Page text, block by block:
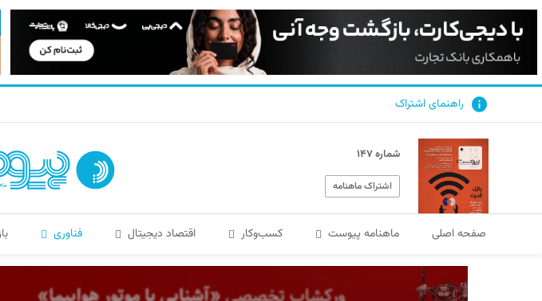
راهنمای اشتراک
شماره ۱۴۷
اشتراک ماهنامه
صفحه اصلی ماهنامه پیوست کسب‌و‌کار اقتصاد دیجیتال فناوری